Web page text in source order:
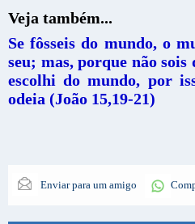
Veja também...
Se fôsseis do mundo, o
seu; mas, porque não sois
escolhi do mundo, por
odeia (João 15,19-21)
Enviar para um amigo